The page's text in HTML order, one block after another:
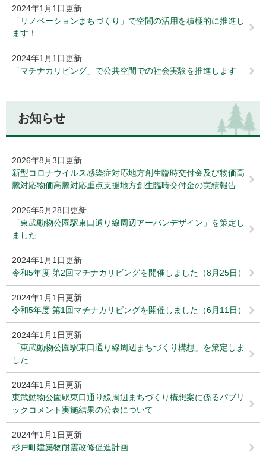
2024年1月1日更新
「リノベーションまちづくり」で空間の活用を積極的に推進し
ます！
2024年1月1日更新
「マチナカリビング」で公共空間での社会実験を推進します
お知らせ
2026年8月3日更新
新型コロナウイルス感染症対応地方創生臨時交付金及び物価高
騰対応物価高騰対応重点支援地方創生臨時交付金の実績報告
2026年5月28日更新
「東武動物公園駅東口通り線周辺アーバンデザイン」を策定し
ました
2024年1月1日更新
令和5年度 第2回マチナカリビングを開催しました（8月25日）
2024年1月1日更新
令和5年度 第1回マチナカリビングを開催しました（6月11日）
2024年1月1日更新
「東武動物公園駅東口通り線周辺まちづくり構想」を策定しま
した
2024年1月1日更新
東武動物公園駅東口通り線周辺まちづくり構想案に係るパブリ
ックコメント実施結果の公表について
2024年1月1日更新
杉戸町建築物耐震改修促進計画